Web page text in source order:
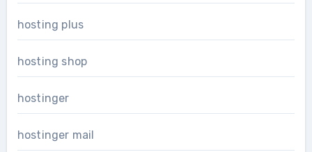
hosting plus
hosting shop
hostinger
hostinger mail